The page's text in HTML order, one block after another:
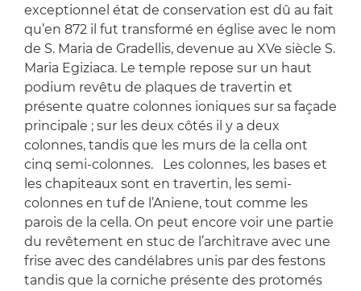
exceptionnel état de conservation est dû au fait
qu’en 872 il fut transformé en église avec le nom
de S. Maria de Gradellis, devenue au XVe siècle S.
Maria Egiziaca. Le temple repose sur un haut
podium revêtu de plaques de travertin et
présente quatre colonnes ioniques sur sa façade
principale ; sur les deux côtés il y a deux
colonnes, tandis que les murs de la cella ont
cinq semi-colonnes. Les colonnes, les bases et
les chapiteaux sont en travertin, les semi-
colonnes en tuf de l’Aniene, tout comme les
parois de la cella. On peut encore voir une partie
du revêtement en stuc de l’architrave avec une
frise avec des candélabres unis par des festons
tandis que la corniche présente des protomés